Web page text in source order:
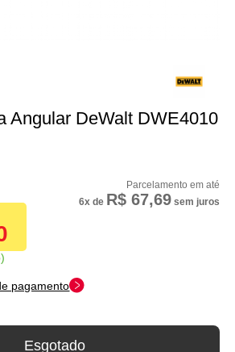
Angular DeWalt DWE4010
6x de R$ 67,69sem juros
pagamento
Esgotado